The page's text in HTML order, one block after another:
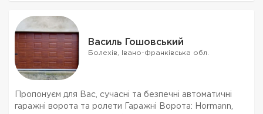
Василь Гошовський
Болехів, Івано-Франківська обл.
Пропонуєм для Вас, сучасні та безпечні автоматичні
гаражні ворота та ролети Гаражні Ворота: Hormann,